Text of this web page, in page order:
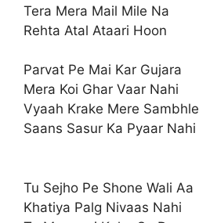
Tera Mera Mail Mile Na
Rehta Atal Ataari Hoon
Parvat Pe Mai Kar Gujara
Mera Koi Ghar Vaar Nahi
Vyaah Krake Mere Sambhle
Saans Sasur Ka Pyaar Nahi
Tu Sejho Pe Shone Wali Aa
Khatiya Palg Nivaas Nahi